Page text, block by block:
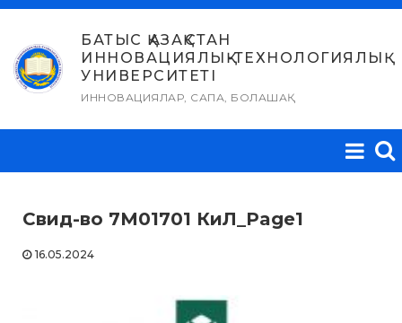
Skip
content
БАТЫС ҚАЗАҚСТАН
ИННОВАЦИЯЛЫҚ-ТЕХНОЛОГИЯЛЫҚ
УНИВЕРСИТЕТІ
ИННОВАЦИЯЛАР, САПА, БОЛАШАҚ
Свид-во 7М01701 КиЛ_Page1
16.05.2024